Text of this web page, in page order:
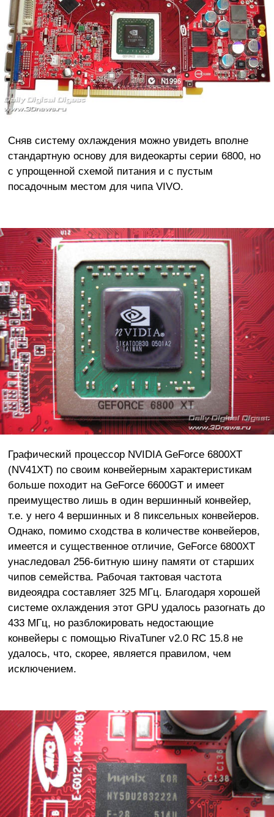
Сняв систему охлаждения можно увидеть вполне
стандартную основу для видеокарты серии 6800, но
с упрощенной схемой питания и с пустым
посадочным местом для чипа VIVO.
Графический процессор NVIDIA GeForce 6800XT
(NV41XT) по своим конвейерным характеристикам
больше походит на GeForce 6600GT и имеет
преимущество лишь в один вершинный конвейер,
т.е. у него 4 вершинных и 8 пиксельных конвейеров.
Однако, помимо сходства в количестве конвейеров,
имеется и существенное отличие, GeForce 6800XT
унаследовал 256-битную шину памяти от старших
чипов семейства. Рабочая тактовая частота
видеоядра составляет 325 МГц. Благодаря хорошей
системе охлаждения этот GPU удалось разогнать до
433 МГц, но разблокировать недостающие
конвейеры с помощью RivaTuner v2.0 RC 15.8 не
удалось, что, скорее, является правилом, чем
исключением.